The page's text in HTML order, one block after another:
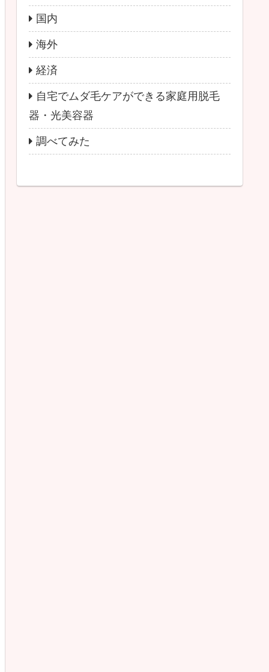
国内
海外
経済
自宅でムダ毛ケアができる家庭用脱毛
器・光美容器
調べてみた